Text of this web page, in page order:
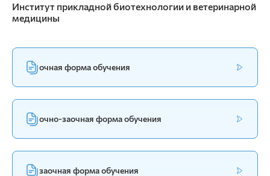
Институт прикладной биотехнологии и ветеринарной
медицины
очная форма обучения
очно-заочная форма обучения
заочная форма обучения